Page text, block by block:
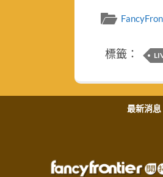
標籤：
最新消息